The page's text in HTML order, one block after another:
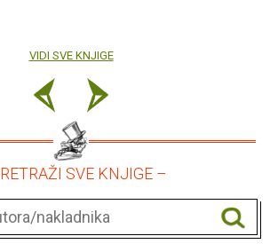
VIDI SVE KNJIGE
SVE KNJIGE –